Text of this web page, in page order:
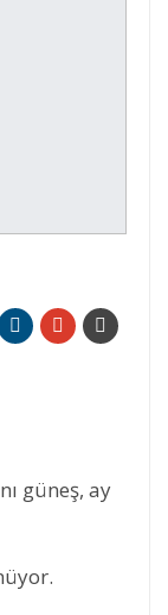
güneş, ay